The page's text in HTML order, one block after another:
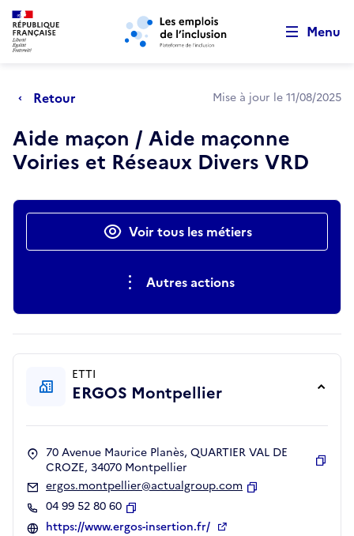
Aller au menu principal Aller au contenu principal
Menu
Retour Mise à jour le 11/08/2025
Aide maçon / Aide maçonne
Voiries et Réseaux Divers VRD
Actions rapidesVoir tous les métiers
Autres actions
ETTI
ERGOS Montpellier
70 Avenue Maurice Planès, QUARTIER VAL DE
CROZE, 34070 Montpellier
ergos.montpellier@actualgroup.com
04 99 52 80 60
Copier
https://www.ergos-insertion.fr/
Retour au début de la page
Panneau de gestion des cookies